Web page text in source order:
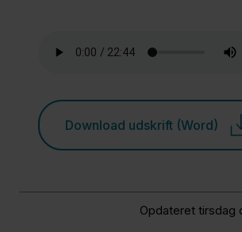
Download udskrift (Word)
Opdateret tirsdag